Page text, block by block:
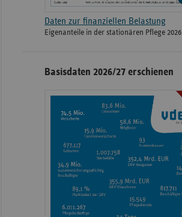
Daten zur finanziellen Belastung
Eigenanteile in der stationären Pflege 2026
Basisdaten 2026/27 erschienen